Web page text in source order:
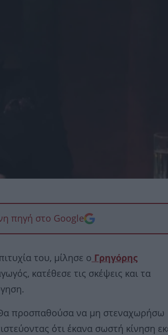
πηγή στο Google
του, μίλησε ο Γρηγόρης
κατέθεσε τις σκέψεις και τα
προσπαθούσα να μη στεναχωρήσω
ότι έκανα σωστή κίνηση